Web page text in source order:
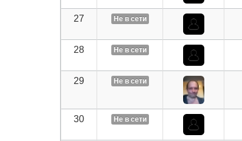
27 Не в сети
28 Не в сети
29 Не в сети
30 Не в сети